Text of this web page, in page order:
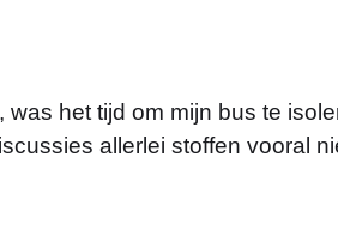
het tijd om mijn bus te
allerlei stoffen vooral